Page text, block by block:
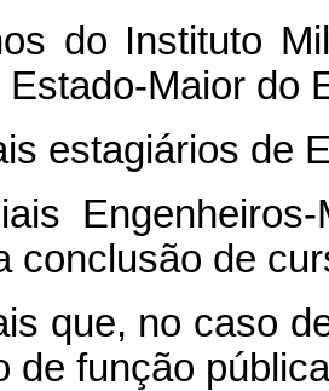
do Instituto
Maior do
estagiários de
conclusão de
que, no caso
de função